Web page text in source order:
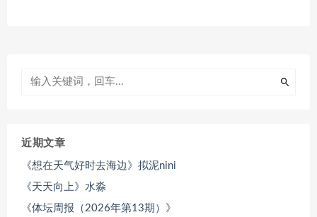
近期文章
《想在天气好时去海边》拟泥nini
《天天向上》水淼
《体坛周报（2026年第13期）》